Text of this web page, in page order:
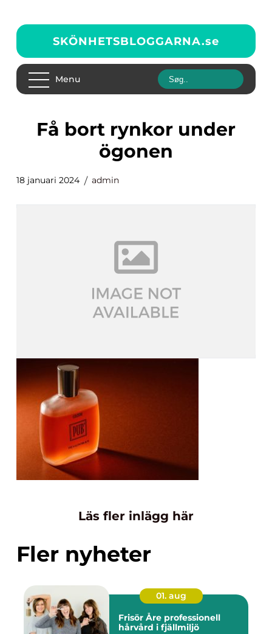
SKÖNHETSBLOGGARNA.se
Menu
få bort rynkor under
ögonen
18 januari 2024 admin
Läs fler inlägg här
Fler nyheter
01. aug
Frisör Åre professionell
hårvård i fjällmiljö